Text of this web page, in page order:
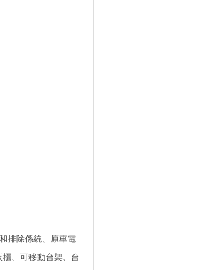
排除係統、原車電
、可移動台架、台